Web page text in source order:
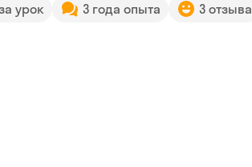
урок 3 года опыта 3 отзыва